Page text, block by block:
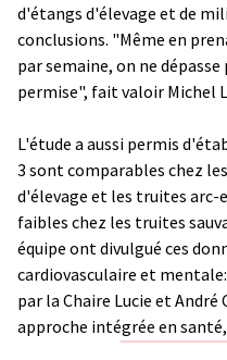
d'étangs d'élevage et de
conclusions. "Même en
par semaine, on ne
permise", fait valoir Michel
L'étude a aussi permis
3 sont comparables chez
d'élevage et les truites arc-
faibles chez les truites
équipe ont divulgué ces
cardiovasculaire et
par la Chaire Lucie et
approche intégrée en